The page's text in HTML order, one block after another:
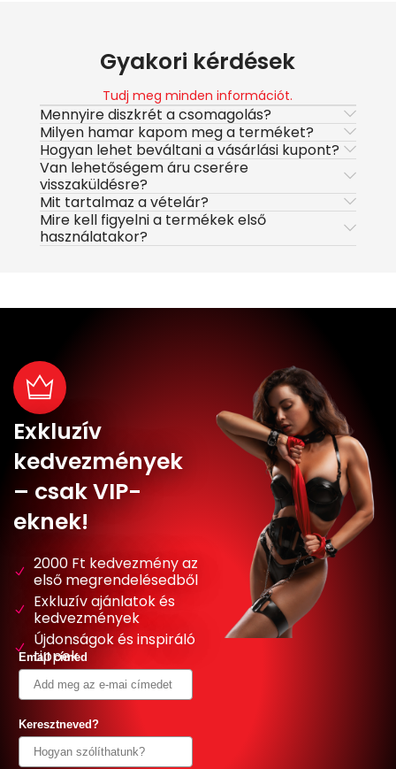
Gyakori kérdések
Tudj meg minden információt.
Mennyire diszkrét a csomagolás?
Milyen hamar kapom meg a terméket?
Hogyan lehet beváltani a vásárlási kupont?
Van lehetőségem áru cserére
visszaküldésre?
Mit tartalmaz a vételár?
Mire kell figyelni a termékek első
használatakor?
Exkluzív
kedvezmények
– csak VIP-
eknek!
2000 Ft kedvezmény az
első megrendelésedből
Exkluzív ajánlatok és
kedvezmények
Újdonságok és inspiráló
tippek
Email címed
Keresztneved?